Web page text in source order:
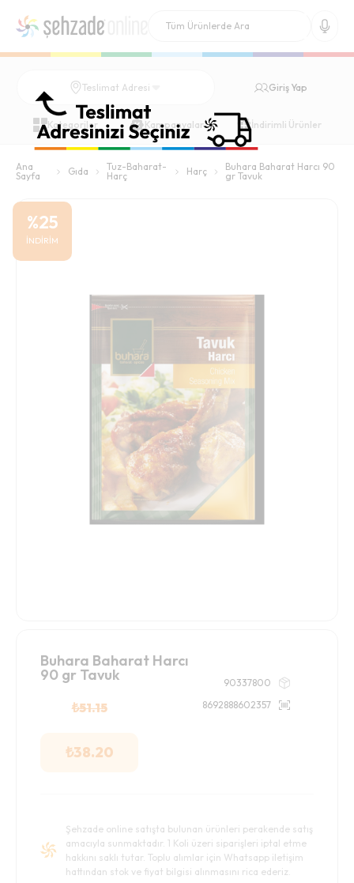
Teslimat Adresi Giriş Yap
Kategoriler Kampanyalar İndirimli Ürünler
Ana
Sayfa
Gıda
Tuz-Baharat-
Harç
Harç
Buhara Baharat Harcı 90
gr Tavuk
%25
İNDİRİM
Buhara Baharat Harcı
90 gr Tavuk
₺51.15
₺38.20
90337800
8692888602357
Şehzade online satışta bulunan ürünleri perakende satış
amacıyla sunmaktadır. 1 Koli üzeri siparişleri iptal etme
hakkını saklı tutar. Toplu alımlar için Whatsapp iletişim
hattından stok ve fiyat bilgisi alınmasını rica ederiz.